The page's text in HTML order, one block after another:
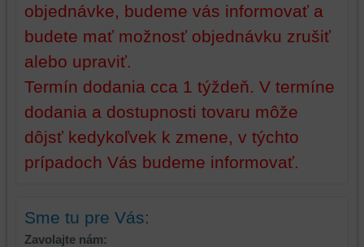
objednávke, budeme vás informovať a
budete mať možnosť objednávku zrušiť
alebo upraviť.
Termín dodania cca 1 týždeň. V termíne
dodania a dostupnosti tovaru môže
dôjsť kedykoľvek k zmene, v týchto
prípadoch Vás budeme informovať.
Sme tu pre Vás:
Zavolajte nám: